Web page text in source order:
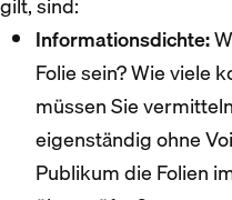
Informationsdichte:
Folie sein? Wie viele
müssen Sie
eigenständig ohne
Publikum die Folien